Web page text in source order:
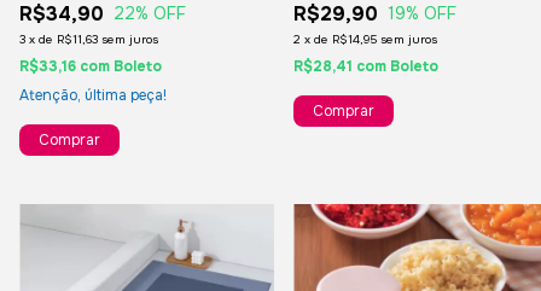
R$34,90 22% OFF
3 x de R$11,63 sem juros
R$33,16 com Boleto
Atenção, última peça!
R$29,90 19% OFF
2 x de R$14,95 sem juros
R$28,41 com Boleto